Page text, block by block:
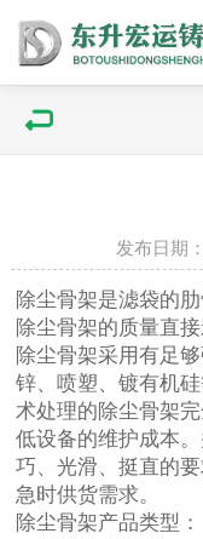
发布日期
除尘骨架是滤袋的
除尘骨架的质量直
除尘骨架采用有足
锌、喷塑、镀有机
术处理的除尘骨架
低设备的维护成本
巧、光滑、挺直的
急时供货需求。
除尘骨架产品类型：